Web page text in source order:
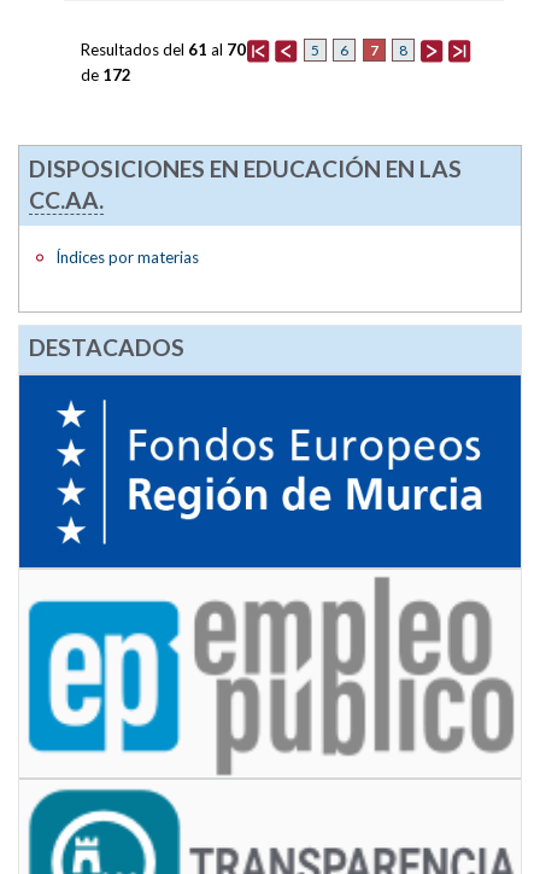
5 6 7 8
Resultados del 61 al 70
de 172
DISPOSICIONES EN EDUCACIÓN EN LAS
CC.AA.
Índices por materias
DESTACADOS